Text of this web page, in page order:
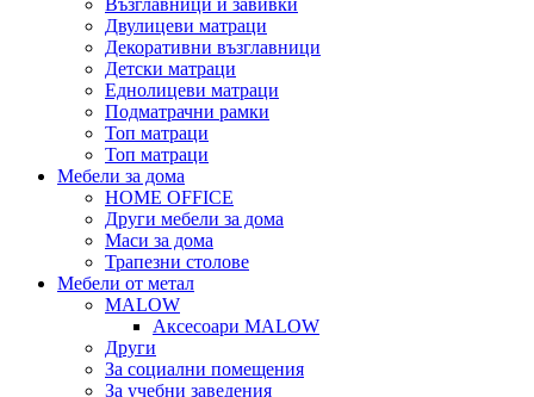
Възглавници и завивки
Двулицеви матраци
Декоративни възглавници
Детски матраци
Еднолицеви матраци
Подматрачни рамки
Топ матраци
Топ матраци
Мебели за дома
HOME OFFICE
Други мебели за дома
Маси за дома
Трапезни столове
Мебели от метал
MALOW
Аксесоари MALOW
Други
За социални помещения
За учебни заведения